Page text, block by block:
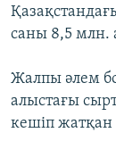
саны 8,5 млн.
Жалпы әлем
алыстағы
кешіп жатқан